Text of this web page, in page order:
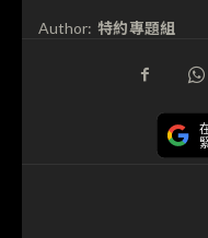
Author: 特約專題組